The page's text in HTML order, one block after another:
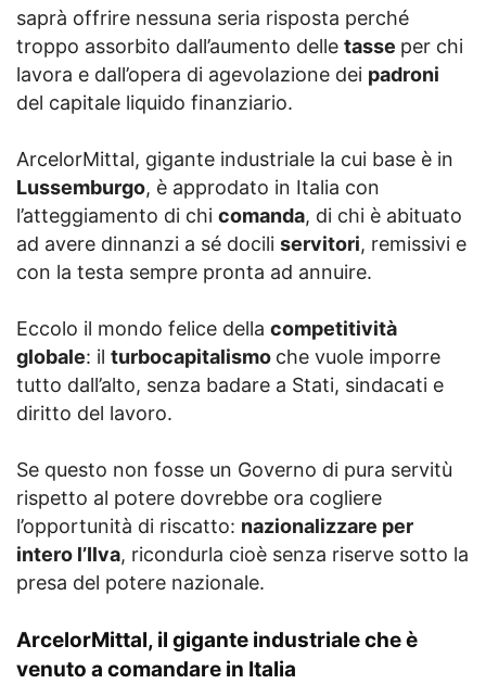
saprà offrire nessuna seria risposta perché
troppo assorbito dall’aumento delle tasse per chi
lavora e dall’opera di agevolazione dei padroni
del capitale liquido finanziario.
ArcelorMittal, gigante industriale la cui base è in
Lussemburgo, è approdato in Italia con
l’atteggiamento di chi comanda, di chi è abituato
ad avere dinnanzi a sé docili servitori, remissivi e
con la testa sempre pronta ad annuire.
Eccolo il mondo felice della competitività
globale: il turbocapitalismo che vuole imporre
tutto dall’alto, senza badare a Stati, sindacati e
diritto del lavoro.
Se questo non fosse un Governo di pura servitù
rispetto al potere dovrebbe ora cogliere
l’opportunità di riscatto: nazionalizzare per
intero l’Ilva, ricondurla cioè senza riserve sotto la
presa del potere nazionale.
ArcelorMittal, il gigante industriale che è
venuto a comandare in Italia